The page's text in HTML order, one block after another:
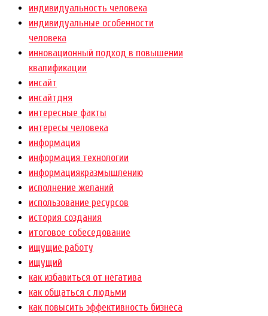
индивидуальность человека
индивидуальные особенности
человека
инновационный подход в повышении
квалификации
инсайт
инсайтдня
интересные факты
интересы человека
информация
информация технологии
информациякразмышлению
исполнение желаний
использование ресурсов
история создания
итоговое собеседование
ищущие работу
ищущий
как избавиться от негатива
как общаться с людьми
как повысить эффективность бизнеса